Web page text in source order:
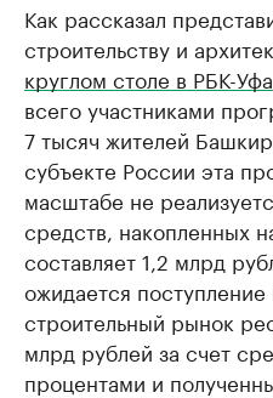
Как рассказал
строительству и
круглом столе в РБК-Уфа
всего участниками
7 тысяч жителей
субъекте России эта
масштабе не
средств, накопленных
составляет 1,2 млрд
ожидается
строительный рынок
млрд рублей за счет
процентами и